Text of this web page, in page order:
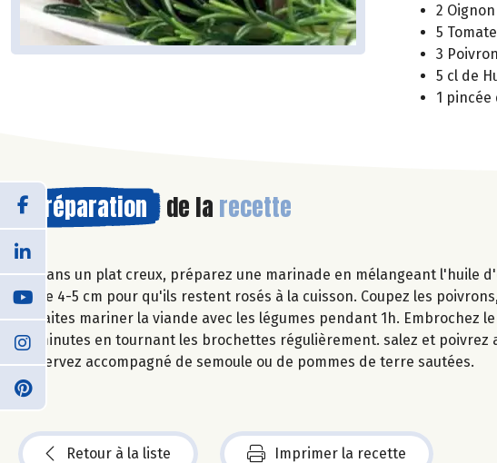
2 Oignon
5 Tomate
3 Poivron
5 cl de
1
Préparation de la recette
Dans un plat creux, préparez une marinade en mélangeant l'huile
de 4-5 cm pour qu'ils restent rosés à la cuisson. Coupez les
Faites mariner la viande avec les légumes pendant 1h. Embrochez
minutes en tournant les brochettes régulièrement. salez et poivrez
Servez accompagné de semoule ou de pommes de terre sautées.
Retour à la liste Imprimer la recette